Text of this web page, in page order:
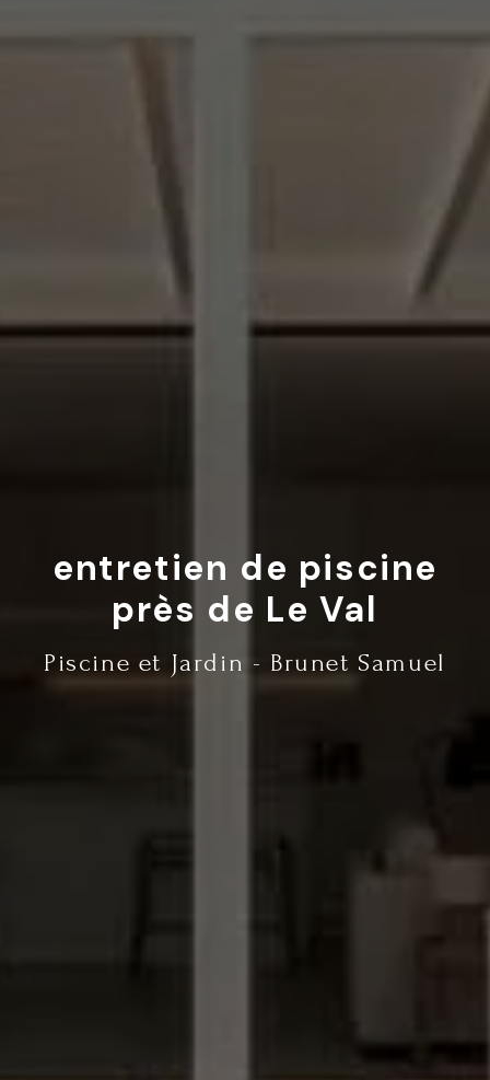
entretien de piscine
près de Le Val
Piscine et Jardin - Brunet Samuel